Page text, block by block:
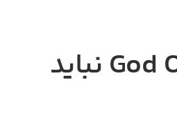
بازی هایی که طرفداران بازی God Of War نباید